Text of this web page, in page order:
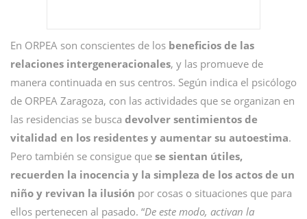
En ORPEA son conscientes de los beneficios de las
relaciones intergeneracionales, y las promueve de
manera continuada en sus centros. Según indica el psicólogo
de ORPEA Zaragoza, con las actividades que se organizan en
las residencias se busca devolver sentimientos de
vitalidad en los residentes y aumentar su autoestima.
Pero también se consigue que se sientan útiles,
recuerden la inocencia y la simpleza de los actos de un
niño y revivan la ilusión por cosas o situaciones que para
ellos pertenecen al pasado. “De este modo, activan la